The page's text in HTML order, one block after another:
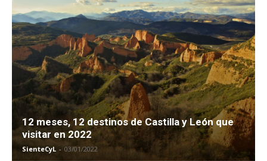
12 meses, 12 destinos de Castilla y León que
visitar en 2022
SienteCyL - 03/01/2022